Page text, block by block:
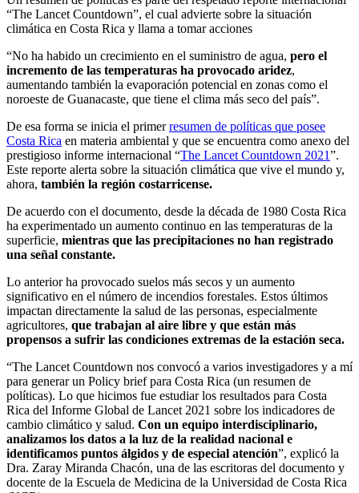
“The Lancet Countdown”, el cual advierte sobre la situación
climática en Costa Rica y llama a tomar acciones
“No ha habido un crecimiento en el suministro de agua, pero el
incremento de las temperaturas ha provocado aridez,
aumentando también la evaporación potencial en zonas como el
noroeste de Guanacaste, que tiene el clima más seco del país”.
De esa forma se inicia el primerresumen de políticas que posee
Costa Rica en materia ambiental y que se encuentra como anexo del
prestigioso informe internacional “The Lancet Countdown 2021”.
Este reporte alerta sobre la situación climática que vive el mundo y,
ahora, también la región costarricense.
De acuerdo con el documento, desde la década de 1980 Costa Rica
ha experimentado un aumento continuo en las temperaturas de la
superficie, mientras que las precipitaciones no han registrado
una señal constante.
Lo anterior ha provocado suelos más secos y un aumento
significativo en el número de incendios forestales. Estos últimos
impactan directamente la salud de las personas, especialmente
agricultores, que trabajan al aire libre y que están más
propensos a sufrir las condiciones extremas de la estación seca.
“The Lancet Countdown nos convocó a varios investigadores y a mí
para generar un Policy brief para Costa Rica (un resumen de
políticas). Lo que hicimos fue estudiar los resultados para Costa
Rica del Informe Global de Lancet 2021 sobre los indicadores de
cambio climático y salud. Con un equipo interdisciplinario,
analizamos los datos a la luz de la realidad nacional e
identificamos puntos álgidos y de especial atención”, explicó la
Dra. Zaray Miranda Chacón, una de las escritoras del documento y
docente de la Escuela de Medicina de la Universidad de Costa Rica